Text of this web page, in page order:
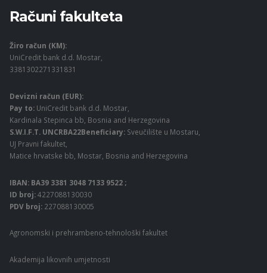
Računi fakulteta
Žiro račun (KM):
UniCredit bank d.d. Mostar,
3381302271331831
Devizni račun (EUR):
Pay to: UniCredit bank d.d. Mostar,
Kardinala Stepinca bb, Bosnia and Herzegovina
S.W.I.F.T. UNCRBA22Beneficiary: Sveučilište u Mostaru,
UJ Pravni fakultet,
Matice hrvatske bb, Mostar, Bosnia and Herzegovina
IBAN: BA39 3381 3048 7133 9522 ;
ID broj:4227088130030
PDV broj: 227088130005
Agronomski i prehrambeno-tehnološki fakultet
Akademija likovnih umjetnosti